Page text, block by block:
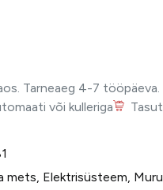
Tarneaeg 4-7 tööpäeva.
või kulleriga
mets, Elektrisüsteem,